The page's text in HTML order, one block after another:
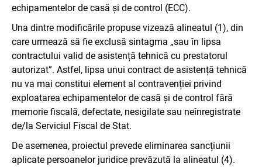
echipamentelor de casă și de control (ECC).
Una dintre modificările propuse vizează alineatul (1), din
care urmează să fie exclusă sintagma „sau în lipsa
contractului valid de asistență tehnică cu prestatorul
autorizat”. Astfel, lipsa unui contract de asistență tehnică
nu va mai constitui element al contravenției privind
exploatarea echipamentelor de casă și de control fără
memorie fiscală, defectate, nesigilate sau neînregistrate
de/la Serviciul Fiscal de Stat.
De asemenea, proiectul prevede eliminarea sancțiunii
aplicate persoanelor juridice prevăzută la alineatul (4).